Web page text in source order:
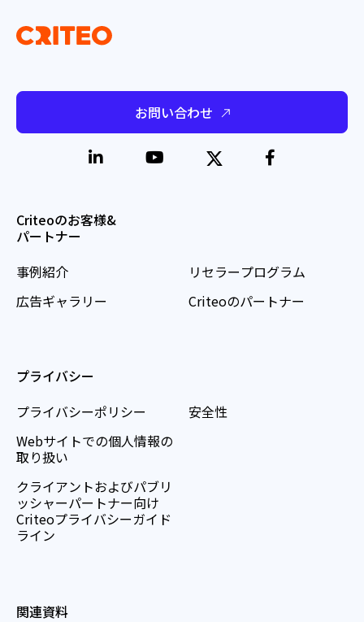
お問い合わせ
Criteoのお客様&
パートナー
事例紹介
広告ギャラリー
リセラープログラム
Criteoのパートナー
プライバシー
プライバシーポリシー
Webサイトでの個人情報の
取り扱い
クライアントおよびパブリ
ッシャーパートナー向け
Criteoプライバシーガイド
ライン
安全性
関連資料